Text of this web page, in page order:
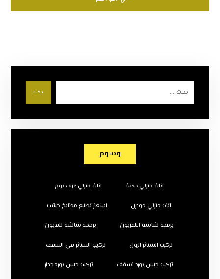
بحث
وسوم
اثاث منزلي حديث اثاث منزلي غرف نوم
اثاث منزلي مودرن اسعار تصنيع مطابخ خشب
برمجة شاشة التلفزيون برمجة شاشة تلفزيون
تركيب الستائر الرول تركيب الستائر في السقف
تركيب جبس بورد اسقف تركيب جبس بورد جدار